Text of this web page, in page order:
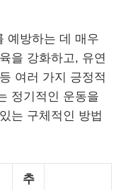
예방하는 데 매우
을 강화하고, 유연
여러 가지 긍정적
정기적인 운동을
는 구체적인 방법
추